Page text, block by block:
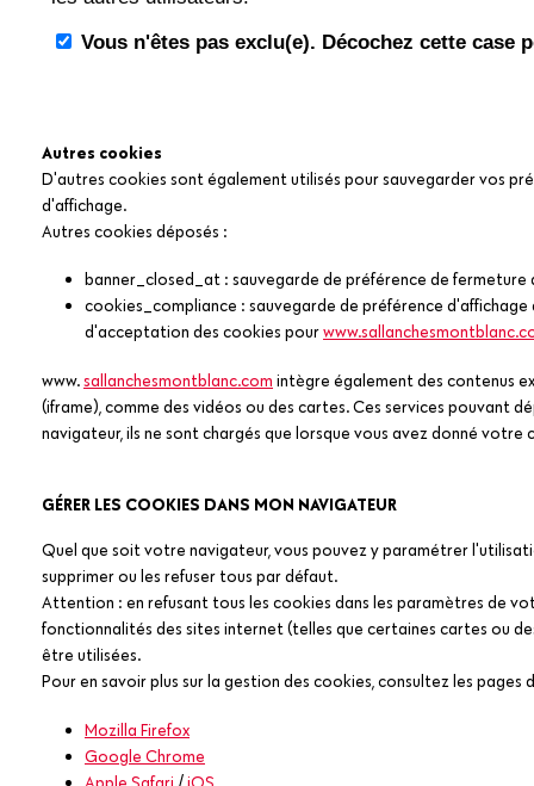
Autres cookies
D'autres cookies sont également utilisés pour sauvegarder vos
d'affichage.
Autres cookies déposés :
banner_closed_at : sauvegarde de préférence de
cookies_compliance : sauvegarde de préférence
d'acceptation des cookies pour
www.sallanchesmontblanc.com intègre également des contenus
(iframe), comme des vidéos ou des cartes. Ces services pouvant
navigateur, ils ne sont chargés que lorsque vous avez donné votre
GÉRER LES COOKIES DANS MON NAVIGATEUR
Quel que soit votre navigateur, vous pouvez y paramétrer
supprimer ou les refuser tous par défaut.
Attention : en refusant tous les cookies dans les paramètres de
fonctionnalités des sites internet (telles que certaines cartes ou
être utilisées.
Pour en savoir plus sur la gestion des cookies, consultez les
Mozilla Firefox
Google Chrome